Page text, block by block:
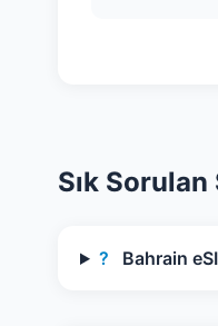
Sık
? Bahrain